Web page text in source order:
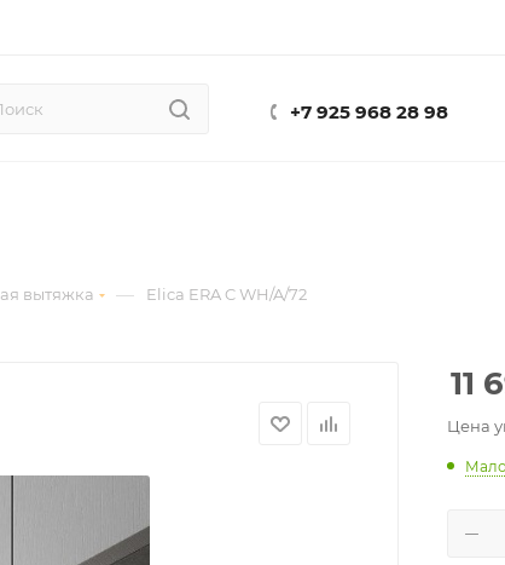
+7 925 968 28 98
вытяжка — Elica ERA C WH/A/72
11
Цена
Мало